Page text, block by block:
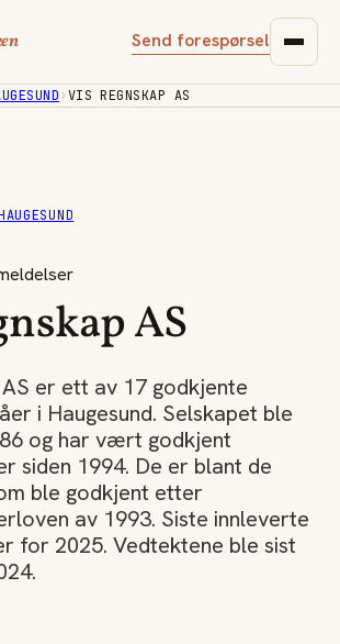
Send forespørsel
›VIS REGNSKAP AS
AS
er ett av 17 godkjente
i Haugesund. Selskapet ble
og har vært godkjent
siden 1994. De er blant de
ble godkjent etter
av 1993. Siste innleverte
for 2025. Vedtektene ble sist